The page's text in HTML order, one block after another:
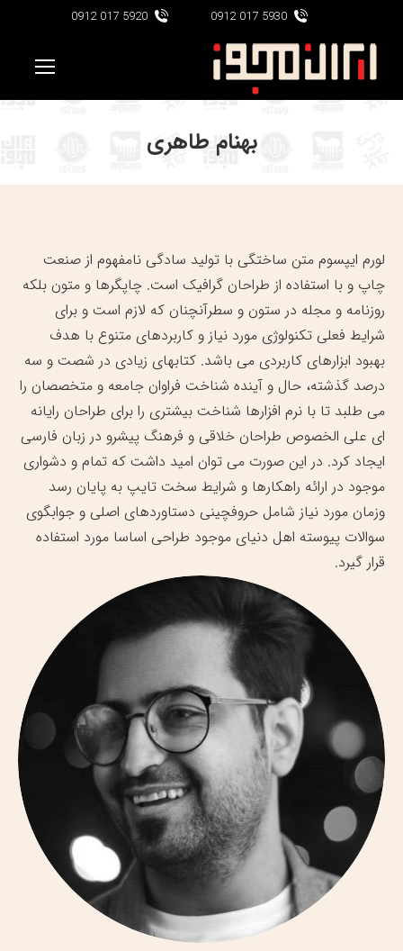
5930 017 0912
5920 017 0912
بهنام طاهری
لورم ایپسوم متن ساختگی با تولید سادگی نامفهوم از صنعت
چاپ و با استفاده از طراحان گرافیک است. چاپگرها و متون بلکه
روزنامه و مجله در ستون و سطرآنچنان که لازم است و برای
شرایط فعلی تکنولوژی مورد نیاز و کاربردهای متنوع با هدف
بهبود ابزارهای کاربردی می باشد. کتابهای زیادی در شصت و سه
درصد گذشته، حال و آینده شناخت فراوان جامعه و متخصصان را
می طلبد تا با نرم افزارها شناخت بیشتری را برای طراحان رایانه
ای علی الخصوص طراحان خلاقی و فرهنگ پیشرو در زبان فارسی
ایجاد کرد. در این صورت می توان امید داشت که تمام و دشواری
موجود در ارائه راهکارها و شرایط سخت تایپ به پایان رسد
وزمان مورد نیاز شامل حروفچینی دستاوردهای اصلی و جوابگوی
سوالات پیوسته اهل دنیای موجود طراحی اساسا مورد استفاده
قرار گیرد.